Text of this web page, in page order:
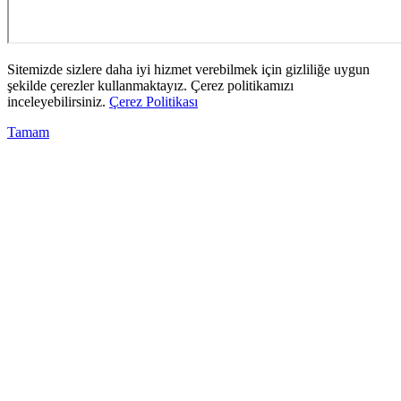
Sitemizde sizlere daha iyi hizmet verebilmek için gizliliğe uygun
şekilde çerezler kullanmaktayız. Çerez politikamızı
inceleyebilirsiniz. Çerez Politikası
Tamam